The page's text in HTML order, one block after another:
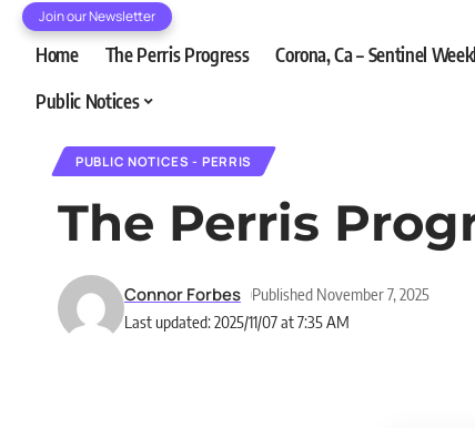
Join our Newsletter
Home The Perris Progress Corona, Ca – Sentinel
Public Notices
PUBLIC NOTICES - PERRIS
The Perris
Last updated: 2025/11/07 at 7:35 AM
Connor Forbes Published November 7, 2025